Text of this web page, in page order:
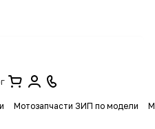
Мотозапчасти ЗИП по модели